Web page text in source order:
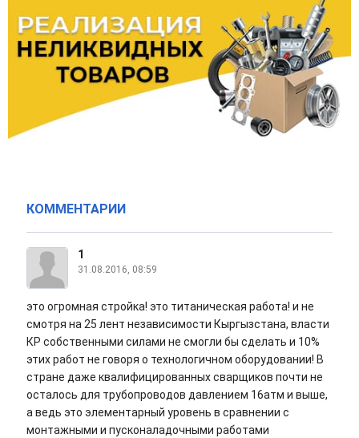
КОММЕНТАРИИ
1
31.08.2016, 08:59
это огромная стройка! это титаническая работа! и не
смотря на 25 лент независимости Кыргызстана, власти
КР собственными силами не смогли бы сделать и 10%
этих работ не говоря о технологичном оборудовании! В
стране даже квалифицированных сварщиков почти не
осталось для трубопроводов давлением 16атм и выше,
а ведь это элементарный уровень в сравнении с
монтажными и пусконаладочными работами